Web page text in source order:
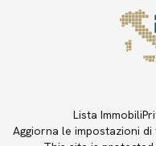
Lista Immobili
Aggiorna le impostazioni